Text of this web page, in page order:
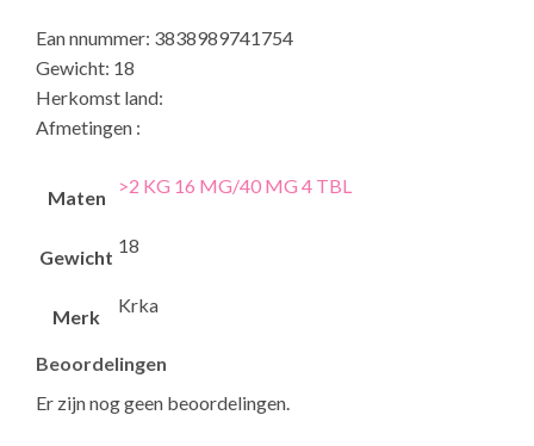
Ean nnummer: 3838989741754
Gewicht: 18
Herkomst land:
Afmetingen :
Maten
>2 KG 16 MG/40 MG 4 TBL
Gewicht
18
Merk
Krka
Beoordelingen
Er zijn nog geen beoordelingen.